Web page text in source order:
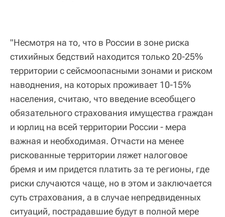
"Несмотря на то, что в России в зоне риска
стихийных бедствий находится только 20-25%
территории с сейсмоопасными зонами и риском
наводнения, на которых проживает 10-15%
населения, считаю, что введение всеобщего
обязательного страхования имущества граждан
и юрлиц на всей территории России - мера
важная и необходимая. Отчасти на менее
рискованные территории ляжет налоговое
бремя и им придется платить за те регионы, где
риски случаются чаще, но в этом и заключается
суть страхования, а в случае непредвиденных
ситуаций, пострадавшие будут в полной мере